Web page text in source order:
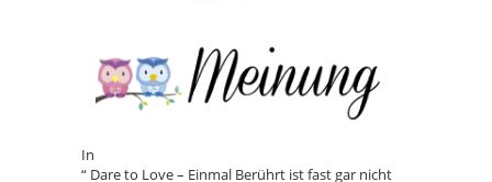
In
“ Dare to Love – Einmal Berührt ist fast gar nicht